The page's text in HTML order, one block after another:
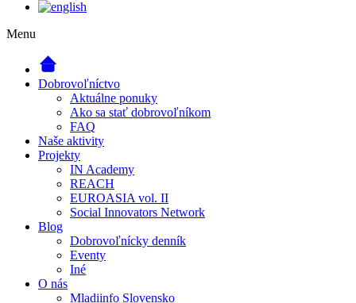
Menu
Dobrovoľníctvo
Aktuálne ponuky
Ako sa stať dobrovoľníkom
FAQ
Naše aktivity
Projekty
IN Academy
REACH
EUROASIA vol. II
Social Innovators Network
Blog
Dobrovoľnícky denník
Eventy
Iné
O nás
Mladiinfo Slovensko